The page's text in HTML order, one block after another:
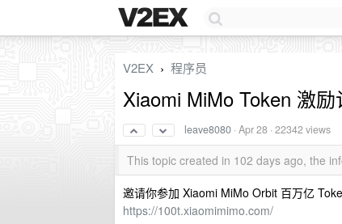
V2EX › 程序员
Xiaomi MiMo Token 激励
leave8080 ·Apr 28 · 22342 views
This topic created in 102 days ago, the
邀请你参加 Xiaomi MiMo Orbit 百万亿
https://100t.xiaomimimo.com/